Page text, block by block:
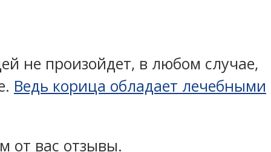
не произойдет, в любом случае,
Ведь корица обладает лечебными
от вас отзывы.